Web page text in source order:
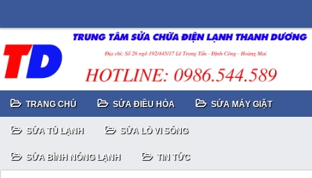
TRANG CHỦ SỬA ĐIỀU HÒA SỬA MÁY GIẶT
SỬA TỦ LẠNH SỬA LÒ VI SÓNG
SỬA BÌNH NÓNG LẠNH TIN TỨC